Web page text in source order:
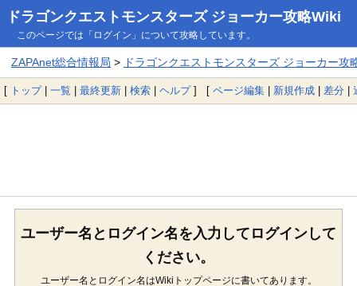
ドラゴンクエストモンスターズ ジョーカー攻略Wiki
このページでは「ログイン」について攻略しています。
ZAPAnet総合情報局 > ドラゴンクエストモンスターズ ジョーカー攻
[ トップ| 一覧 | 最終更新 | 検索 | ヘルプ] [ ページ編集 | 新規作成 | 差分 |
ユーザー名とログイン名を入力してログインして
ください。
ユーザー名とログイン名はWikiトップページに書いてあります。